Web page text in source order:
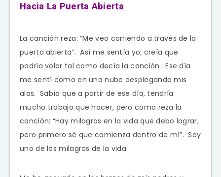
Hacia La Puerta Abierta
La canción reza: “Me veo corriendo a través de la
puerta abierta”. Así me sentía yo; creía que
podría volar tal como decía la canción. Ese día
me sentí como en una nube desplegando mis
alas. Sabía que a partir de ese día, tendría
mucho trabajo que hacer, pero como reza la
canción: “Hay milagros en la vida que debo lograr,
pero primero sé que comienza dentro de mí”. Soy
uno de los milagros de la vida.